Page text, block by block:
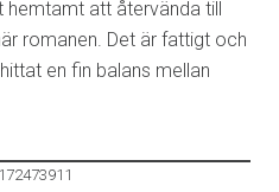
att återvända till
romanen. Det är fattigt och
en fin balans mellan